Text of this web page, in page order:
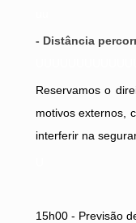
- Distância
Reservamos o
motivos externos,
interferir na
15h00 - Previsão